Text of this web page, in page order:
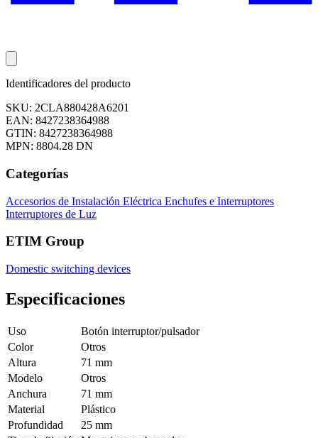
Identificadores del producto
SKU: 2CLA880428A6201
EAN: 8427238364988
GTIN: 8427238364988
MPN: 8804.28 DN
Categorías
Accesorios de Instalación Eléctrica Enchufes e Interruptores
Interruptores de Luz
ETIM Group
Domestic switching devices
Especificaciones
Uso
Botón interruptor/pulsador
Color
Otros
Altura
71 mm
Modelo
Otros
Anchura
71 mm
Material
Plástico
Profundidad
25 mm